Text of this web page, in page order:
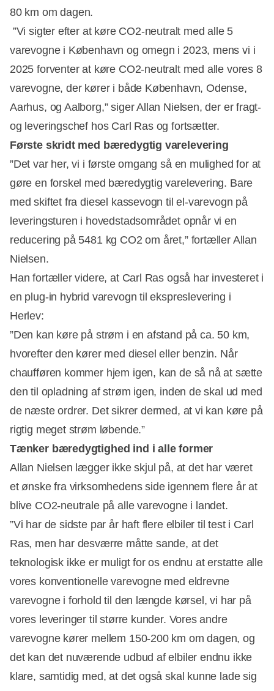
80 km om dagen.
”Vi sigter efter at køre CO2-neutralt med alle 5
varevogne i København og omegn i 2023, mens vi i
2025 forventer at køre CO2-neutralt med alle vores 8
varevogne, der kører i både København, Odense,
Aarhus, og Aalborg,” siger Allan Nielsen, der er fragt-
og leveringschef hos Carl Ras og fortsætter.
Første skridt med bæredygtig varelevering
”Det var her, vi i første omgang så en mulighed for at
gøre en forskel med bæredygtig varelevering. Bare
med skiftet fra diesel kassevogn til el-varevogn på
leveringsturen i hovedstadsområdet opnår vi en
reducering på 5481 kg CO2 om året,” fortæller Allan
Nielsen.
Han fortæller videre, at Carl Ras også har investeret i
en plug-in hybrid varevogn til ekspreslevering i
Herlev:
”Den kan køre på strøm i en afstand på ca. 50 km,
hvorefter den kører med diesel eller benzin. Når
chaufføren kommer hjem igen, kan de så nå at sætte
den til opladning af strøm igen, inden de skal ud med
de næste ordrer. Det sikrer dermed, at vi kan køre på
rigtig meget strøm løbende.”
Tænker bæredygtighed ind i alle former
Allan Nielsen lægger ikke skjul på, at det har været
et ønske fra virksomhedens side igennem flere år at
blive CO2-neutrale på alle varevogne i landet.
”Vi har de sidste par år haft flere elbiler til test i Carl
Ras, men har desværre måtte sande, at det
teknologisk ikke er muligt for os endnu at erstatte alle
vores konventionelle varevogne med eldrevne
varevogne i forhold til den længde kørsel, vi har på
vores leveringer til større kunder. Vores andre
varevogne kører mellem 150-200 km om dagen, og
det kan det nuværende udbud af elbiler endnu ikke
klare, samtidig med, at det også skal kunne lade sig